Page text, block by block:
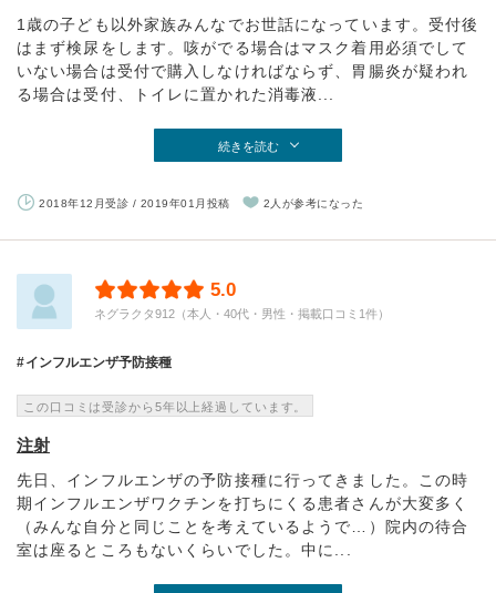
1歳の子ども以外家族みんなでお世話になっています。受付後
はまず検尿をします。咳がでる場合はマスク着用必須でして
いない場合は受付で購入しなければならず、胃腸炎が疑われ
る場合は受付、トイレに置かれた消毒液...
続きを読む
2018年12月受診 / 2019年01月投稿 2人が参考になった
5.0
ネグラクタ912（本人・40代・男性・掲載口コミ1件）
インフルエンザ予防接種
この口コミは受診から5年以上経過しています。
注射
先日、インフルエンザの予防接種に行ってきました。この時
期インフルエンザワクチンを打ちにくる患者さんが大変多く
（みんな自分と同じことを考えているようで…）院内の待合
室は座るところもないくらいでした。中に...